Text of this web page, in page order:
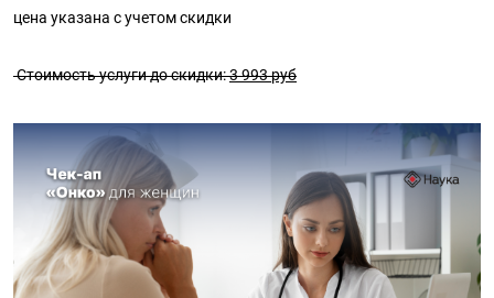
цена указана с учетом скидки
Стоимость услуги до скидки:3 993 руб